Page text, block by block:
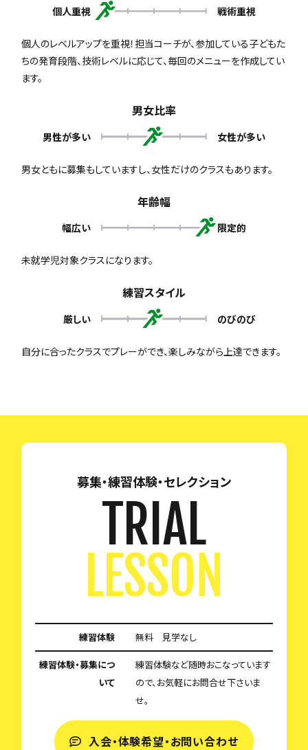
個人重視 戦術重視
個人のレベルアップを重視！担当コーチが、参加している子どもた
ちの発育段階、技術レベルに応じて、毎回のメニューを作成してい
ます。
男女比率
男性が多い 女性が多い
男女ともに募集もしていますし、女性だけのクラスもあります。
年齢幅
幅広い 限定的
未就学児対象クラスになります。
練習スタイル
厳しい のびのび
自分に合ったクラスでプレーができ、楽しみながら上達できます。
募集・練習体験・セレクション
TRIAL
LESSON
練習体験 無料 見学なし
練習体験・募集につ
いて
練習体験など随時おこなっています
ので、お気軽にお問合せ下さいま
せ。
入会・体験希望・お問い合わせ